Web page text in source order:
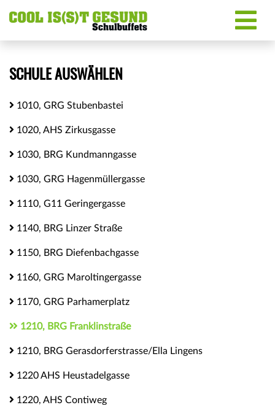
SCHULE AUSWÄHLEN
1010, GRG Stubenbastei
1020, AHS Zirkusgasse
1030, BRG Kundmanngasse
1030, GRG Hagenmüllergasse
1110, G11 Geringergasse
1140, BRG Linzer Straße
1150, BRG Diefenbachgasse
1160, GRG Maroltingergasse
1170, GRG Parhamerplatz
1210, BRG Franklinstraße
1210, BRG Gerasdorferstrasse/Ella Lingens
1220 AHS Heustadelgasse
1220, AHS Contiweg